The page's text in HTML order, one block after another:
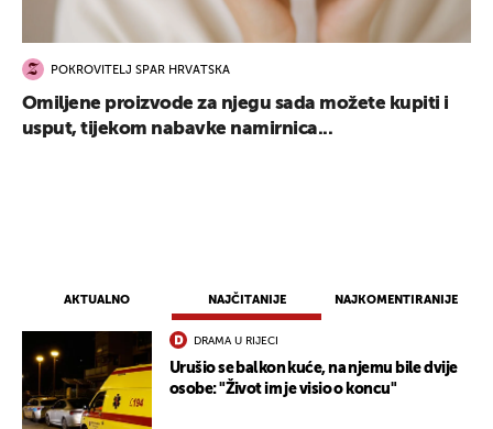
AKTUALNO NAJČITANIJE NAJKOMENTIRANIJE
DRAMA U RIJECI
Urušio se balkon kuće, na njemu bile dvije
osobe: "Život im je visio o koncu"
POKROVITELJ SPAR HRVATSKA
Omiljene proizvode za njegu sada možete kupiti i
usput, tijekom nabavke namirnica...